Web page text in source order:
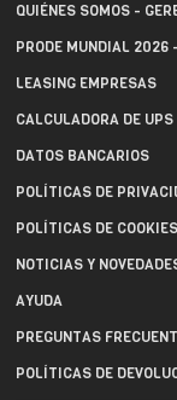
QUIÉNES SOMOS -
PRODE MUNDIAL
LEASING EMPRESAS
CALCULADORA DE UPS
DATOS BANCARIOS
POLÍTICAS DE
POLÍTICAS DE COOKIES
NOTICIAS Y
AYUDA
PREGUNTAS
POLÍTICAS DE